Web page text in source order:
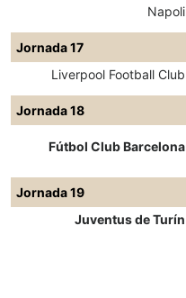
Napoli
Jornada 17
Liverpool Football Club
Jornada 18
Fútbol Club Barcelona
Jornada 19
Juventus de Turín